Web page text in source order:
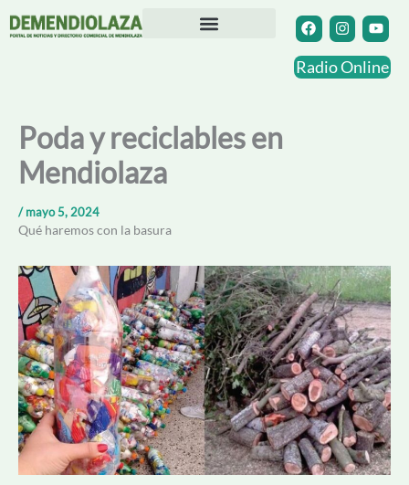
F
a
c
e
b
I
n
s
t
a
Y
o
u
t
u
Radio Online
Poda y reciclables en
Mendiolaza
/mayo 5, 2024
Qué haremos con la basura